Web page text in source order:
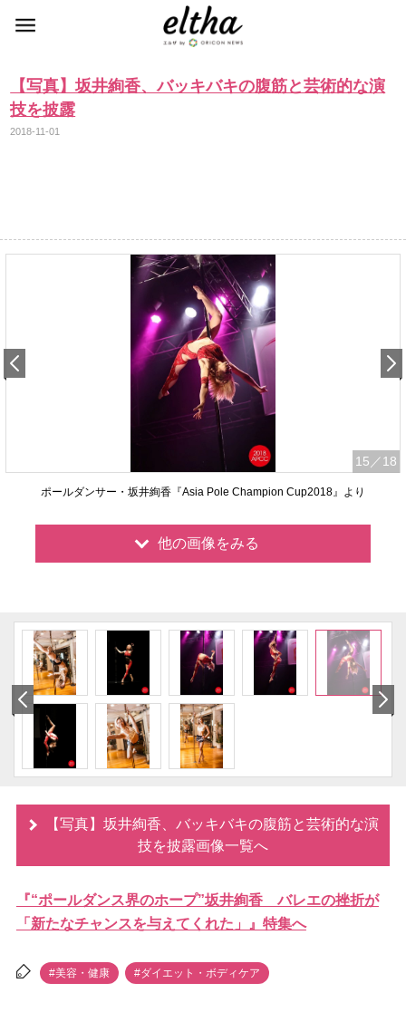
【写真】坂井絢香、バッキバキの腹筋と芸術的な演
技を披露
2018-11-01
15 ／18
ポールダンサー・坂井絢香『Asia Pole Champion Cup2018』より
他の画像をみる
【写真】坂井絢香、バッキバキの腹筋と芸術的な演
技を披露画像一覧へ
『“ポールダンス界のホープ”坂井絢香 バレエの挫折が
「新たなチャンスを与えてくれた」』特集へ
#美容・健康 #ダイエット・ボディケア